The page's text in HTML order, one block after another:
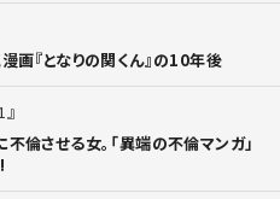
画『となりの関くん』の10年後
倫させる女。「異端の不倫マンガ」